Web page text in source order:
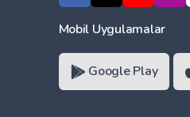
Mobil Uygulamalar
Google Play